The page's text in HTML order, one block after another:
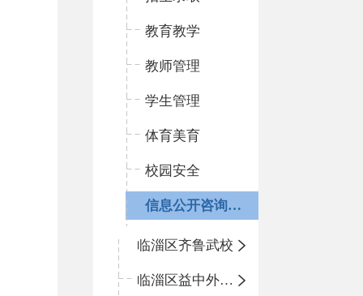
教育教学
教师管理
学生管理
体育美育
校园安全
信息公开咨询指南
临淄区齐鲁武校
临淄区益中外语学校